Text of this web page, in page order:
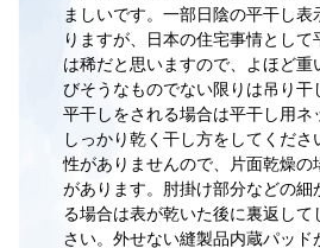
ましいです。一部日陰の平干し
りますが、日本の住宅事情とし
は稀だと思いますので、よほど重
びそうなものでない限りは吊り干
平干しをされる場合は平干し用
しっかり乾く干し方をしてくだ
性がありませんので、片面乾燥
があります。肘掛け部分などの
る場合は表が乾いた後に裏返し
さい。外せない縫製品内蔵パッ